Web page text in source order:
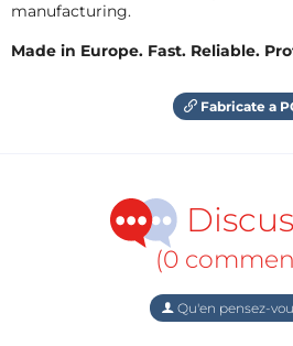
manufacturing.
Made in Europe. Fast. Reliable.
Fabricate a
(0
Qu'en pensez-